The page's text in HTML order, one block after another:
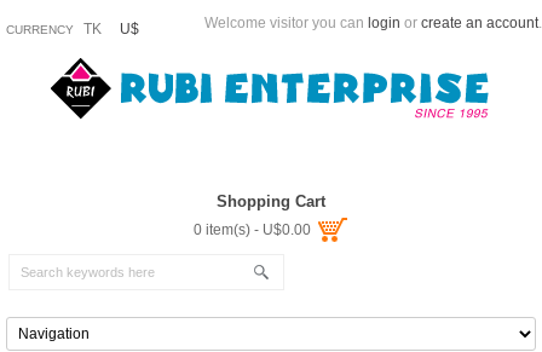
CURRENCY TK U$ Welcome visitor you can login or create an account.
Shopping Cart
0 item(s) - U$0.00